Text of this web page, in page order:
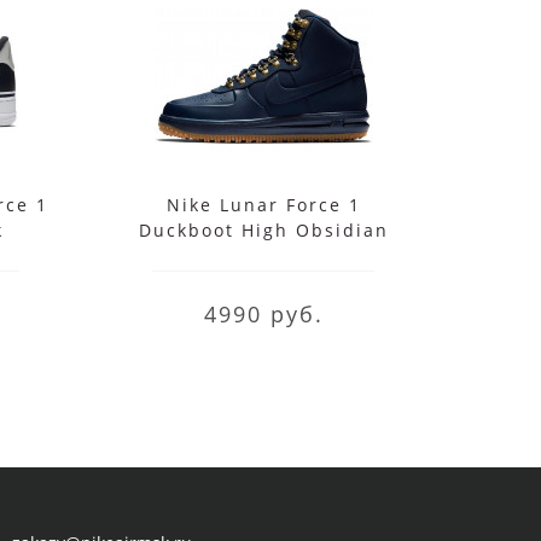
1
Nike Lunar Force 1
Duckboot High Obsidian
4990 руб.